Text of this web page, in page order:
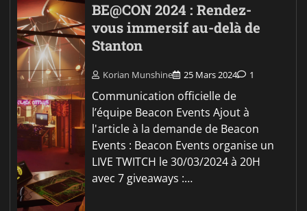
BE@CON 2024 : Rendez-
vous immersif au-delà de
Stanton
Korian Munshine 25 Mars 2024 1
Communication officielle de
l’équipe Beacon Events Ajout à
l'article à la demande de Beacon
Events : Beacon Events organise un
LIVE TWITCH le 30/03/2024 à 20H
avec 7 giveaways :…